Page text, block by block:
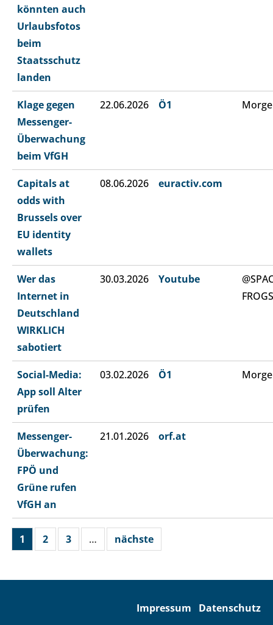
könnten auch
Urlaubsfotos
beim
Staatsschutz
landen
Klage gegen
Messenger-
Überwachung
beim VfGH
22.06.2026 Ö1
Capitals at
odds with
Brussels over
EU identity
wallets
08.06.2026 euractiv.com
Wer das
Internet in
Deutschland
WIRKLICH
sabotiert
30.03.2026 Youtube
FROGS
Social-Media:
App soll Alter
prüfen
03.02.2026 Ö1
Messenger-
Überwachung:
FPÖ und
Grüne rufen
VfGH an
21.01.2026 orf.at
1 2 3 … nächste
Impressum Datenschutz